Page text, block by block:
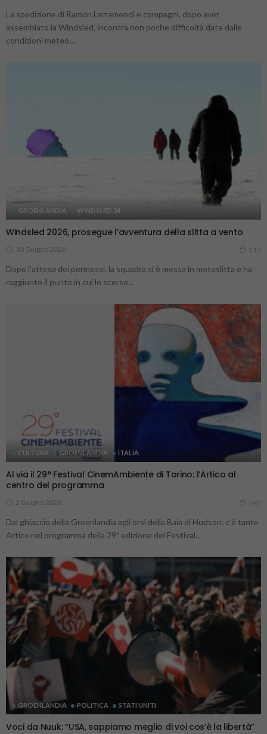
La spedizione di Ramon Larramendi e compagni, dopo aver
assemblato la Windsled, incontra non poche difficoltà date dalle
condizioni meteo....
GROENLANDIA WINDSLED 24
Windsled 2026, prosegue l’avventura della slitta a vento
10 Giugno 2026 217
Dopo l'attesa dei permessi, la squadra si è messa in motoslitta e ha
raggiunto il punto in cui lo scorso...
CULTURA GROENLANDIA ITALIA
Al via il 29° Festival CinemAmbiente di Torino: l’Artico al
centro del programma
2 Giugno 2026 292
Dal ghiaccio della Groenlandia agli orsi della Baia di Hudson: c'è tanto
Artico nel programma della 29ª edizione del Festival...
GROENLANDIA POLITICA STATI UNITI
Voci da Nuuk: “USA, sappiamo meglio di voi cos’è la libertà”